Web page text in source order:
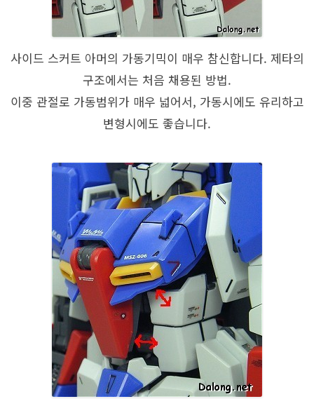
사이드 스커트 아머의 가동기믹이 매우 참신합니다. 제타의
구조에서는 처음 채용된 방법.
이중 관절로 가동범위가 매우 넓어서, 가동시에도 유리하고
변형시에도 좋습니다.